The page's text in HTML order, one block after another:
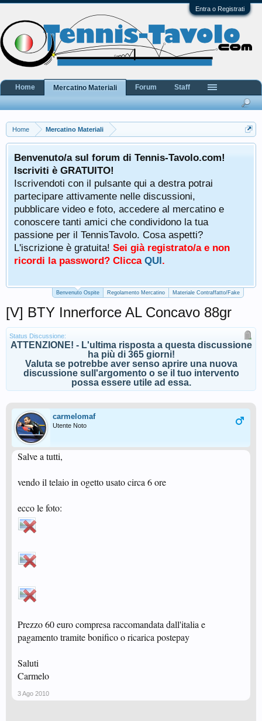
Entra o Registrati
Home Mercatino Materiali
Benvenuto/a sul forum di Tennis-Tavolo.com!
Iscriviti è GRATUITO!
Iscrivendoti con il pulsante qui a destra potrai
partecipare attivamente nelle discussioni,
pubblicare video e foto, accedere al mercatino e
conoscere tanti amici che condividono la tua
passione per il TennisTavolo. Cosa aspetti?
L'iscrizione è gratuita! Sei già registrato/a e non
ricordi la password? Clicca QUI.
Benvenuto Ospite Regolamento Mercatino Materiale Contraffatto/Fake
[V] BTY Innerforce AL Concavo 88gr
Status Discussione:
ATTENZIONE! - L'ultima risposta a questa discussione
ha più di 365 giorni!
Valuta se potrebbe aver senso aprire una nuova
discussione sull'argomento o se il tuo intervento
possa essere utile ad essa.
carmelomaf
Utente Noto
Salve a tutti,
vendo il telaio in ogetto usato circa 6 ore
ecco le foto:
Prezzo 60 euro compresa raccomandata dall'italia e
pagamento tramite bonifico o ricarica postepay
Saluti
Carmelo
3 Ago 2010
Home Mercatino Materiali Forum Staff